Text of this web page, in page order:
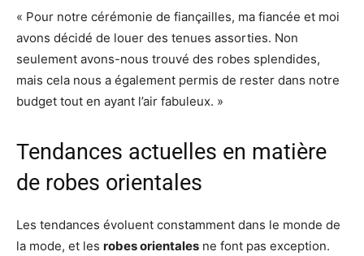
« Pour notre cérémonie de fiançailles, ma fiancée et moi
avons décidé de louer des tenues assorties. Non
seulement avons-nous trouvé des robes splendides,
mais cela nous a également permis de rester dans notre
budget tout en ayant l’air fabuleux. »
Tendances actuelles en matière
de robes orientales
Les tendances évoluent constamment dans le monde de
la mode, et les robes orientales ne font pas exception.